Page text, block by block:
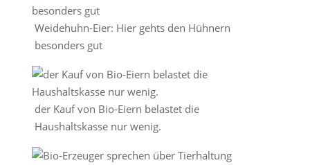
Weidehuhn-Eier: Hier gehts den Hühnern
besonders gut
der Kauf von Bio-Eiern belastet die
Haushaltskasse nur wenig.